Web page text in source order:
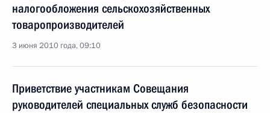
налогообложения сельскохозяйственных
товаропроизводителей
3 июня 2010 года, 09:10
Приветствие участникам Совещания
руководителей специальных служб безопасности